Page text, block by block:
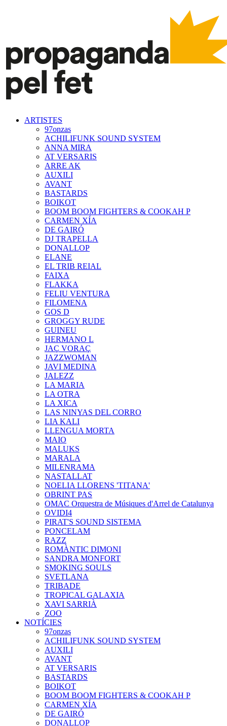
ARTISTES
97onzas
ACHILIFUNK SOUND SYSTEM
ANNA MIRA
AT VERSARIS
ARRE AK
AUXILI
AVANT
BASTARDS
BOIKOT
BOOM BOOM FIGHTERS & COOKAH P
CARMEN XÍA
DE GAIRÓ
DJ TRAPELLA
DONALLOP
ELANE
EL TRIB REIAL
FAIXA
FLAKKA
FELIU VENTURA
FILOMENA
GOS D
GROGGY RUDE
GUINEU
HERMANO L
JAÇ VORAÇ
JAZZWOMAN
JAVI MEDINA
JALEZZ
LA MARIA
LA OTRA
LA XICA
LAS NINYAS DEL CORRO
LIA KALI
LLENGUA MORTA
MAIO
MALUKS
MARALA
MILENRAMA
NASTALLAT
NOELIA LLORENS 'TITANA'
OBRINT PAS
OMAC Orquestra de Músiques d'Arrel de Catalunya
OVIDI4
PIRAT'S SOUND SISTEMA
PONCELAM
RAZZ
ROMÀNTIC DIMONI
SANDRA MONFORT
SMOKING SOULS
SVETLANA
TRIBADE
TROPICAL GALAXIA
XAVI SARRIÀ
ZOO
NOTÍCIES
97onzas
ACHILIFUNK SOUND SYSTEM
AUXILI
AVANT
AT VERSARIS
BASTARDS
BOIKOT
BOOM BOOM FIGHTERS & COOKAH P
CARMEN XÍA
DE GAIRÓ
DONALLOP